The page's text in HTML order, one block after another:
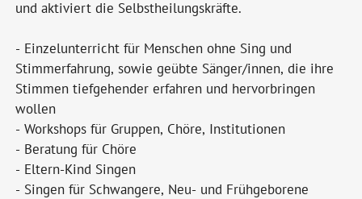
und aktiviert die Selbstheilungskräfte.
- Einzelunterricht für Menschen ohne Sing und
Stimmerfahrung, sowie geübte Sänger/innen, die ihre
Stimmen tiefgehender erfahren und hervorbringen
wollen
- Workshops für Gruppen, Chöre, Institutionen
- Beratung für Chöre
- Eltern-Kind Singen
- Singen für Schwangere, Neu- und Frühgeborene